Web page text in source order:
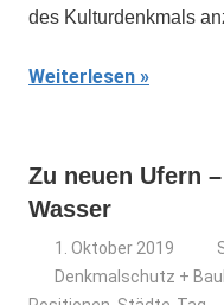
des Kulturdenkmals
Weiterlesen
Zu neuen Ufern
Wasser
1. Oktober 2019
Denkmalschutz +